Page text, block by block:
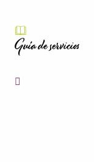
Guía de servicios